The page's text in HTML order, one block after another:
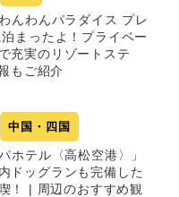
んわんパラダイス プレ
まったよ！プライベー
充実のリゾートステ
もご紹介
中国・四国
ホテル〈高松空港〉」
ドッグランも完備した
！ | 周辺のおすすめ観